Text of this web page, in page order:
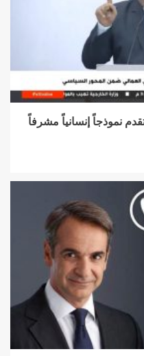
نموذجاً إنسانياً مشرفاً